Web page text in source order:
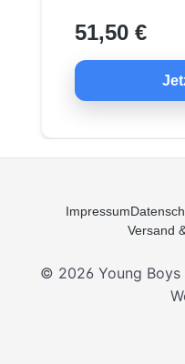
51,50 €
Impressum
Versand
© 2026 Young Boys